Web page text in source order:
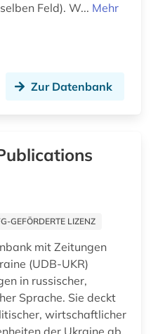
literarische zeitschrift (2)
(1)
mla international bibliography (1)
(Liste/Links darunter im selben Feld). W... Mehr
Zur Datenbank
GEFÖRDERTE LIZENZ
mit Zeitungen
(UDB-UKR)
in russischer,
Sprache. Sie deckt
wirtschaftlicher